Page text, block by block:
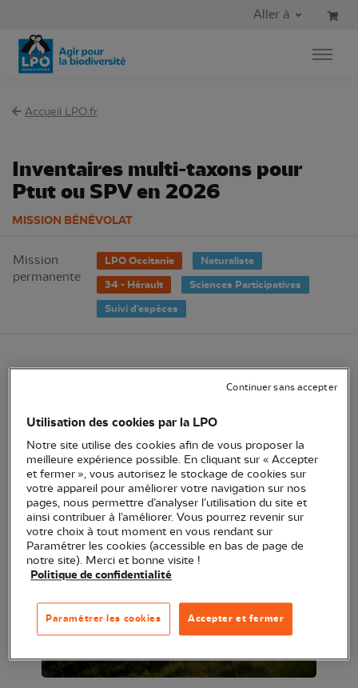
Aller au menu principal
Aller à
Accueil LPO.fr
Inventaires multi-taxons pour
Ptut ou SPV en 2026
MISSION BÉNÉVOLAT
Mission
permanente
LPO Occitanie
Naturaliste
34 - Hérault
Sciences Participatives
Suivi d'espèces
? Venez faire progresser la connaissances sur des
sites encore peu connus.
Utilisation des cookies par la LPO
Notre site utilise des cookies afin de vous proposer la
meilleure expérience possible. En cliquant sur « Accepter
et fermer », vous autorisez le stockage de cookies sur
votre appareil pour améliorer votre navigation sur nos
pages, nous permettre d’analyser l’utilisation du site et
ainsi contribuer à l’améliorer. Vous pourrez revenir sur
votre choix à tout moment en vous rendant sur
Paramétrer les cookies (accessible en bas de page de
notre site). Merci et bonne visite !
Politique de confidentialité
Accepter et fermer
Paramétrer les cookies
Continuer sans accepter